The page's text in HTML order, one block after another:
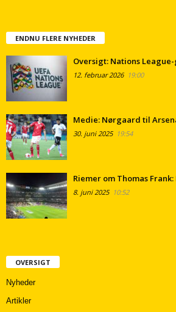
ENDNU FLERE NYHEDER
Oversigt: Nations
12. februar 202619:00
Medie: Nørgaard til
30. juni 202519:54
Riemer om Thomas
8. juni 202510:52
OVERSIGT
Nyheder
Artikler